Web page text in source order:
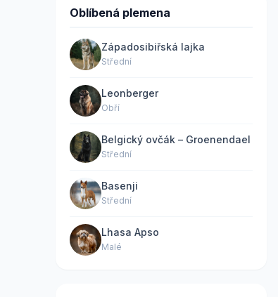
Oblíbená plemena
Západosibiřská lajka
Střední
Leonberger
Obří
Belgický ovčák – Groenendael
Střední
Basenji
Střední
Lhasa Apso
Malé